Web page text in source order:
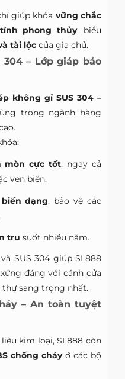
giúp khóa vững chắc
phong thủy, biểu
tài lộc của gia chủ.
304 – Lớp giáp bảo
không gỉ SUS 304–
trong ngành hàng
mòn cực tốt, ngay cả
ven biển.
dạng, bảo vệ các
tru suốt nhiều năm.
SUS 304 giúp SL888
đáng với cánh cửa
thự sang trọng nhất.
– An toàn tuyệt
kim loại, SL888 còn
chống cháyở các bộ